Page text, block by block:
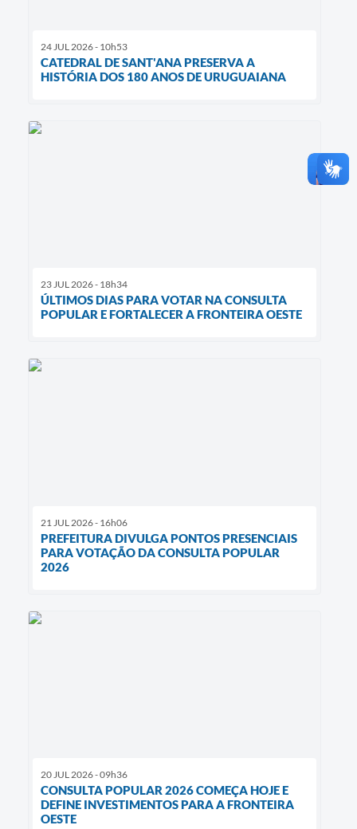
24 JUL 2026 - 10h53
CATEDRAL DE SANT'ANA PRESERVA A
HISTÓRIA DOS 180 ANOS DE URUGUAIANA
23 JUL 2026 - 18h34
ÚLTIMOS DIAS PARA VOTAR NA CONSULTA
POPULAR E FORTALECER A FRONTEIRA OESTE
21 JUL 2026 - 16h06
PREFEITURA DIVULGA PONTOS PRESENCIAIS
PARA VOTAÇÃO DA CONSULTA POPULAR
2026
20 JUL 2026 - 09h36
CONSULTA POPULAR 2026 COMEÇA HOJE E
DEFINE INVESTIMENTOS PARA A FRONTEIRA
OESTE